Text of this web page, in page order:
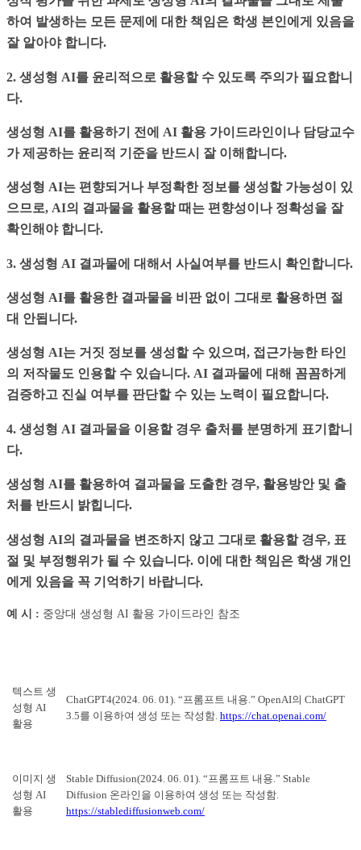
하여 발생하는 모든 문제에 대한 책임은 학생 본인에게 있음을
잘 알아야 합니다.
2. 생성형 AI를 윤리적으로 활용할 수 있도록 주의가 필요합니
다.
생성형 AI를 활용하기 전에 AI 활용 가이드라인이나 담당교수
가 제공하는 윤리적 기준을 반드시 잘 이해합니다.
생성형 AI는 편향되거나 부정확한 정보를 생성할 가능성이 있
으므로, AI의 결과물을 활용할 때는 편향성이나 정확성을 잘
확인해야 합니다.
3. 생성형 AI 결과물에 대해서 사실여부를 반드시 확인합니다.
생성형 AI를 활용한 결과물을 비판 없이 그대로 활용하면 절
대 안됩니다.
생성형 AI는 거짓 정보를 생성할 수 있으며, 접근가능한 타인
의 저작물도 인용할 수 있습니다. AI 결과물에 대해 꼼꼼하게
검증하고 진실 여부를 판단할 수 있는 노력이 필요합니다.
4. 생성형 AI 결과물을 이용할 경우 출처를 분명하게 표기합니
다.
생성형 AI를 활용하여 결과물을 도출한 경우, 활용방안 및 출
처를 반드시 밝힙니다.
생성형 AI의 결과물을 변조하지 않고 그대로 활용할 경우, 표
절 및 부정행위가 될 수 있습니다. 이에 대한 책임은 학생 개인
에게 있음을 꼭 기억하기 바랍니다.
예 시 : 중앙대 생성형 AI 활용 가이드라인 참조
텍스트 생
성형 AI
활용
ChatGPT4(2024. 06. 01). “프롬프트 내용.” OpenAI의 ChatGPT
3.5를 이용하여 생성 또는 작성함. https://chat.openai.com/
이미지 생
성형 AI
활용
Stable Diffusion(2024. 06. 01). “프롬프트 내용.” Stable
Diffusion 온라인을 이용하여 생성 또는 작성함.
https://stablediffusionweb.com/